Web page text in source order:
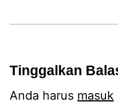
Tinggalkan
Anda harus masuk